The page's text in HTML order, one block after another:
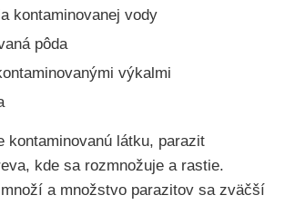
kontaminovanej vody
pôda
výkalmi
kontaminovanú látku, parazit
kde sa rozmnožuje a rastie.
a množstvo parazitov sa zväčší